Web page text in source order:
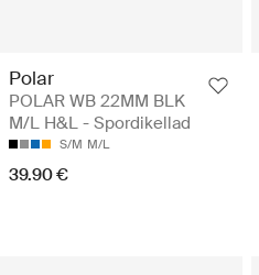
Polar
POLAR WB 22MM BLK
M/L H&L - Spordikellad
S/M M/L
39.90 €